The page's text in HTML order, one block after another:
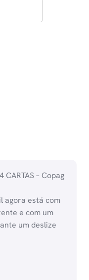
CARTAS – Copag
agora está com
e com um
um deslize